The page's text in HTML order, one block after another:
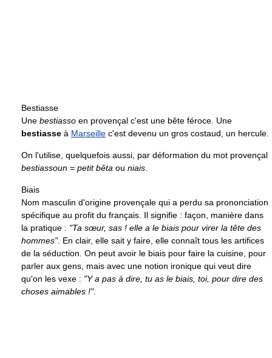
Bestiasse
Une bestiasso en provençal c'est une bête féroce. Une
bestiasse à Marseille c'est devenu un gros costaud, un hercule.
On l'utilise, quelquefois aussi, par déformation du mot provençal
bestiassoun = petit bêta ou niais
Biais
Nom masculin d'origine provençale qui a perdu sa prononciation
spécifique au profit du français. Il signifie : façon, manière dans
la pratique : "Ta sœur, sas ! elle a le biais pour virer la tête des
hommes". En clair, elle sait y faire, elle connaît tous les artifices
de la séduction. On peut avoir le biais pour faire la cuisine, pour
parler aux gens, mais avec une notion ironique qui veut dire
qu'on les vexe : "Y a pas à dire, tu as le biais, toi, pour dire des
choses aimables !".